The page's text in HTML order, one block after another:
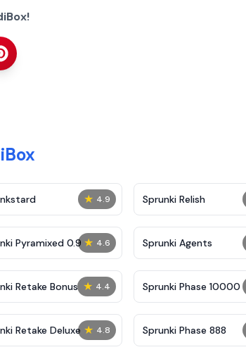
★ 4.9 Sprunki Relish
★ 4.6
Pyramixed 0.9 Sprunki Agents
★ 4.4
Retake Bonus Sprunki Phase 10000
★ 4.8
Retake Deluxe Sprunki Phase 888